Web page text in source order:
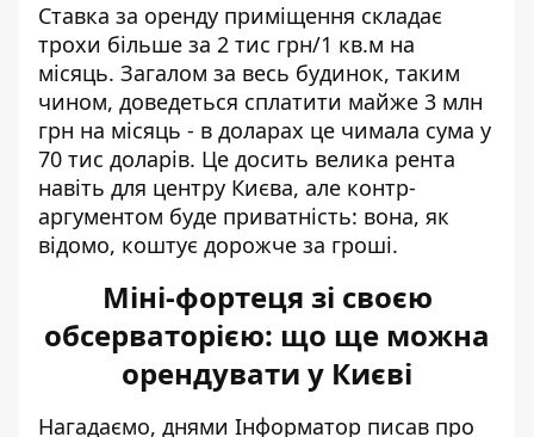
Ставка за оренду приміщення складає
трохи більше за 2 тис грн/1 кв.м на
місяць. Загалом за весь будинок, таким
чином, доведеться сплатити майже 3 млн
грн на місяць - в доларах це чимала сума у
70 тис доларів. Це досить велика рента
навіть для центру Києва, але контр-
аргументом буде приватність: вона, як
відомо, коштує дорожче за гроші.
Міні-фортеця зі своєю
обсерваторією: що ще можна
орендувати у Києві
Нагадаємо, днями Інформатор писав про